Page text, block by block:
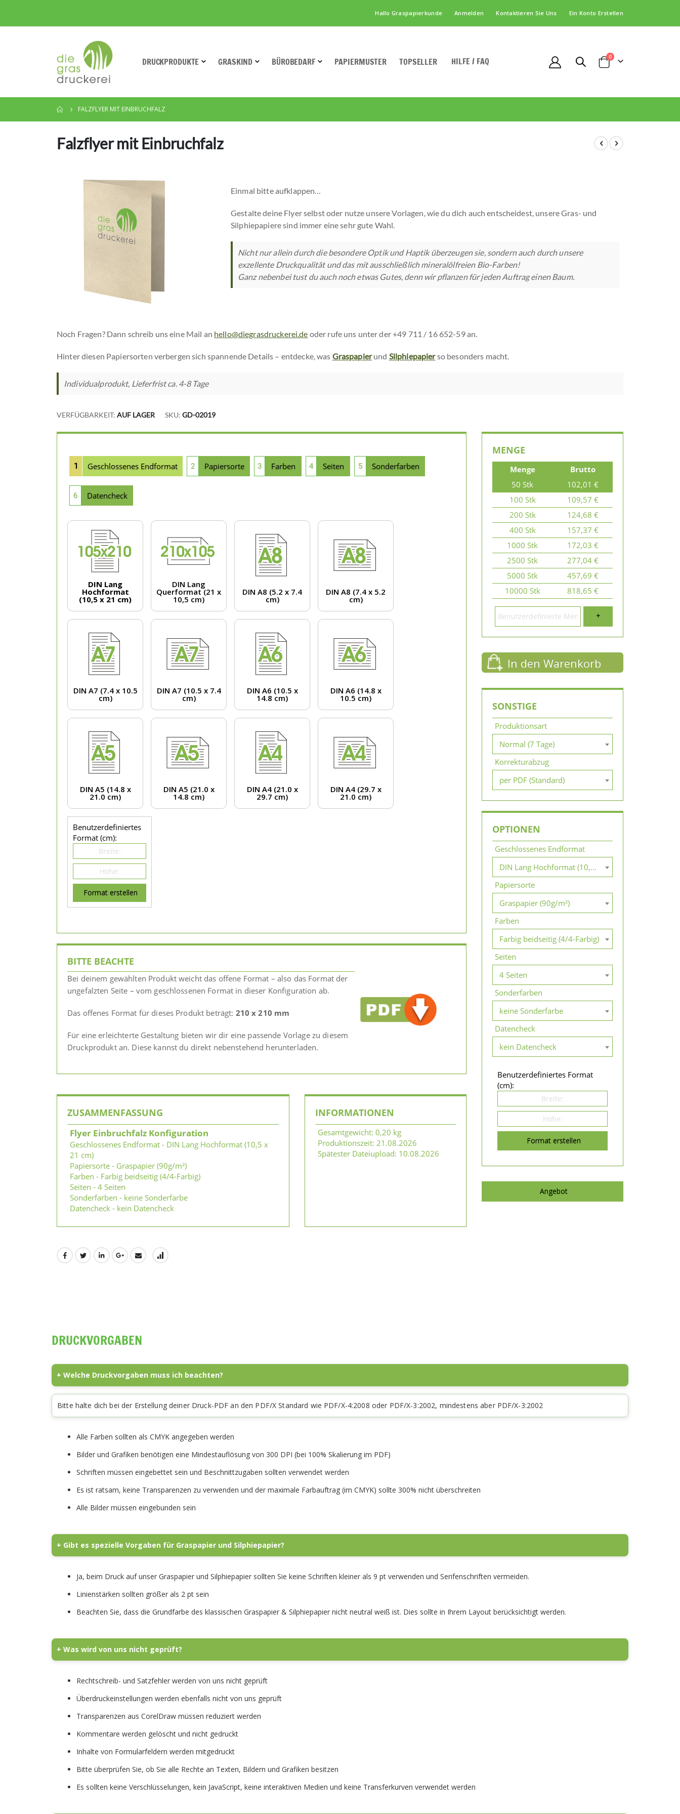
Hallo Graspapierkunde Anmelden Kontaktieren Sie Uns Ein Konto Erstellen
DRUCKPRODUKTE GRASKIND BÜROBEDARF PAPIERMUSTER TOPSELLER HILFE / FAQ Cart
0Artikel
FALZFLYER MIT EINBRUCHFALZ
Falzflyer mit Einbruchfalz
Einmal bitte aufklappen…
Gestalte deine Flyer selbst oder nutze unsere Vorlagen, wie du dich auch entscheidest, unsere Gras- und
Silphiepapiere sind immer eine sehr gute Wahl.
Nicht nur allein durch die besondere Optik und Haptik überzeugen sie, sondern auch durch unsere
exzellente Druckqualität und das mit ausschließlich mineralölfreien Bio-Farben!
Ganz nebenbei tust du auch noch etwas Gutes, denn wir pflanzen für jeden Auftrag einen Baum.
Noch Fragen? Dann schreib uns eine Mail an hello@diegrasdruckerei.de oder rufe uns unter der +49 711 / 16 652-59 an.
Hinter diesen Papiersorten verbergen sich spannende Details – entdecke, was Graspapierund Silphiepapierso besonders macht.
Individualprodukt, Lieferfrist ca. 4-8 Tage
VERFÜGBARKEIT: AUF LAGER SKU GD-02019
1 Geschlossenes Endformat 2 Papiersorte 3 Farben 4 Seiten 5 Sonderfarben
6 Datencheck
DIN Lang
Hochformat
(10,5 x 21 cm)
DIN Lang
Querformat (21 x
10,5 cm)
DIN A8 (5.2 x 7.4
cm)
DIN A8 (7.4 x 5.2
cm)
DIN A7 (7.4 x 10.5
cm)
DIN A7 (10.5 x 7.4
cm)
DIN A6 (10.5 x
14.8 cm)
DIN A6 (14.8 x
10.5 cm)
DIN A5 (14.8 x
21.0 cm)
DIN A5 (21.0 x
14.8 cm)
DIN A4 (21.0 x
29.7 cm)
DIN A4 (29.7 x
21.0 cm)
Benutzerdefiniertes
Format (cm):
Format erstellen
BITTE BEACHTE
Bei deinem gewählten Produkt weicht das offene Format – also das Format der
ungefalzten Seite – vom geschlossenen Format in dieser Konfiguration ab.
Das offenes Format für dieses Produkt beträgt: 210 x 210 mm
Für eine erleichterte Gestaltung bieten wir dir eine passende Vorlage zu diesem
Druckprodukt an. Diese kannst du direkt nebenstehend herunterladen.
ZUSAMMENFASSUNG
Flyer Einbruchfalz Konfiguration
Geschlossenes Endformat - DIN Lang Hochformat (10,5 x
21 cm)
Papiersorte - Graspapier (90g/m²)
Farben - Farbig beidseitig (4/4-Farbig)
Seiten - 4 Seiten
Sonderfarben - keine Sonderfarbe
Datencheck - kein Datencheck
INFORMATIONEN
Gesamtgewicht: 0,20 kg
Produktionszeit: 21.08.2026
Spätester Dateiupload: 10.08.2026
MENGE
Menge
Brutto
50 Stk
102,01 €
100 Stk
109,57 €
200 Stk
124,68 €
400 Stk
157,37 €
1000 Stk
172,03 €
2500 Stk
277,04 €
5000 Stk
457,69 €
10000 Stk
818,65 €
+
In den Warenkorb
SONSTIGE
Produktionsart
Normal (7 Tage)
Korrekturabzug
per PDF (Standard)
OPTIONEN
Geschlossenes Endformat
DIN Lang Hochformat (10,5 x 21 cm)
Papiersorte
Graspapier (90g/m²)
Farben
Farbig beidseitig (4/4-Farbig)
Seiten
4 Seiten
Sonderfarben
keine Sonderfarbe
Datencheck
kein Datencheck
Benutzerdefiniertes Format
(cm):
Format erstellen
Angebot
DRUCKVORGABEN
+ Welche Druckvorgaben muss ich beachten?
Bitte halte dich bei der Erstellung deiner Druck-PDF an den PDF/X Standard wie PDF/X-4:2008 oder PDF/X-3:2002, mindestens aber PDF/X-3:2002
Alle Farben sollten als CMYK angegeben werden
Bilder und Grafiken benötigen eine Mindestauflösung von 300 DPI (bei 100% Skalierung im PDF)
Schriften müssen eingebettet sein und Beschnittzugaben sollten verwendet werden
Es ist ratsam, keine Transparenzen zu verwenden und der maximale Farbauftrag (im CMYK) sollte 300% nicht überschreiten
Alle Bilder müssen eingebunden sein
+ Gibt es spezielle Vorgaben für Graspapier und Silphiepapier?
Ja, beim Druck auf unser Graspapier und Silphiepapier sollten Sie keine Schriften kleiner als 9 pt verwenden und Serifenschriften vermeiden.
Linienstärken sollten größer als 2 pt sein
Beachten Sie, dass die Grundfarbe des klassischen Graspapier & Silphiepapier nicht neutral weiß ist. Dies sollte in Ihrem Layout berücksichtigt werden.
+ Was wird von uns nicht geprüft?
Rechtschreib- und Satzfehler werden von uns nicht geprüft
Überdruckeinstellungen werden ebenfalls nicht von uns geprüft
Transparenzen aus CorelDraw müssen reduziert werden
Kommentare werden gelöscht und nicht gedruckt
Inhalte von Formularfeldern werden mitgedruckt
Bitte überprüfen Sie, ob Sie alle Rechte an Texten, Bildern und Grafiken besitzen
Es sollten keine Verschlüsselungen, kein JavaScript, keine interaktiven Medien und keine Transferkurven verwendet werden